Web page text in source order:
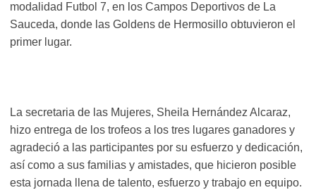
modalidad Futbol 7, en los Campos Deportivos de La
Sauceda, donde las Goldens de Hermosillo obtuvieron el
primer lugar.
La secretaria de las Mujeres, Sheila Hernández Alcaraz,
hizo entrega de los trofeos a los tres lugares ganadores y
agradeció a las participantes por su esfuerzo y dedicación,
así como a sus familias y amistades, que hicieron posible
esta jornada llena de talento, esfuerzo y trabajo en equipo.